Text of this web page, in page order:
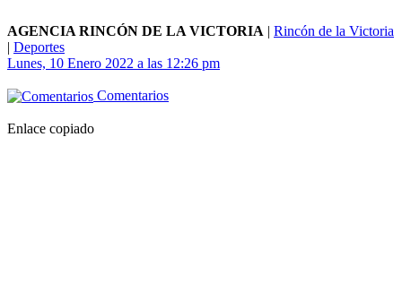
AGENCIA RINCÓN DE LA VICTORIA | Rincón de la Victoria
| Deportes
Lunes, 10 Enero 2022 a las 12:26 pm
Comentarios
Enlace copiado